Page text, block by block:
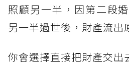
照顧另一半，因第二段
另一半過世後，財產流出
你會選擇直接把財產交出